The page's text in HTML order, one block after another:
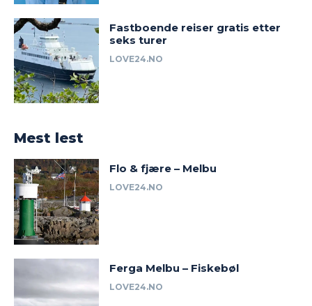
Fastboende reiser gratis etter
seks turer
LOVE24.NO
Mest lest
Flo & fjære – Melbu
LOVE24.NO
Ferga Melbu – Fiskebøl
LOVE24.NO